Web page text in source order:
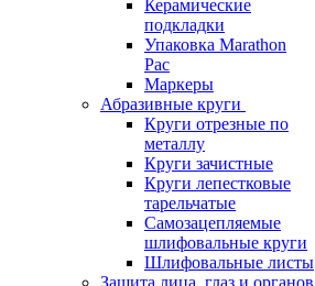
Керамические
подкладки
Упаковка Marathon
Pac
Маркеры
Абразивные круги
Круги отрезные по
металлу
Круги зачистные
Круги лепестковые
тарельчатые
Самозацепляемые
шлифовальные круги
Шлифовальные листы
Защита лица, глаз и органов